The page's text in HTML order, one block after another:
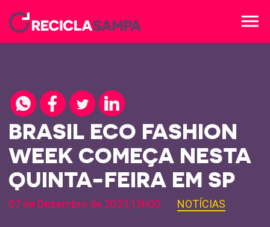
menu
BRASIL ECO FASHION
WEEK COMEÇA NESTA
QUINTA-FEIRA EM SP
07 de Dezembro de 2023,15h00 NOTÍCIAS